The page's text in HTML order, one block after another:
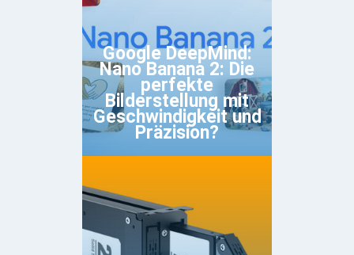
Google DeepMind:
Nano Banana 2: Die
perfekte
Bilderstellung mit
Geschwindigkeit und
Präzision?